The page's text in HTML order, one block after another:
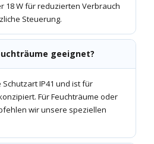
18 W für reduzierten Verbrauch
Steuerung.
geeignet?
IP41 und ist für
Für Feuchträume oder
wir unsere speziellen